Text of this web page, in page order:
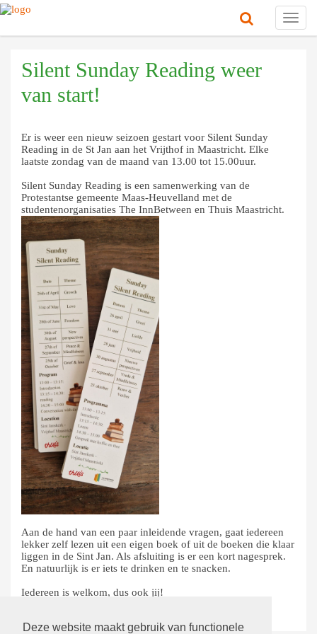
Deze website maakt gebruik van functionele
Silent Sunday Reading weer
van start!
Er is weer een nieuw seizoen gestart voor Silent Sunday
Reading in de St Jan aan het Vrijthof in Maastricht. Elke
laatste zondag van de maand van 13.00 tot 15.00uur.
Silent Sunday Reading is een samenwerking van de
Protestantse gemeente Maas-Heuvelland met de
studentenorganisaties The InnBetween en Thuis Maastricht.
Aan de hand van een paar inleidende vragen, gaat iedereen
lekker zelf lezen uit een eigen boek of uit de boeken die klaar
liggen in de Sint Jan. Als afsluiting is er een kort nagesprek.
En natuurlijk is er iets te drinken en te snacken.
Iedereen is welkom, dus ook jij!